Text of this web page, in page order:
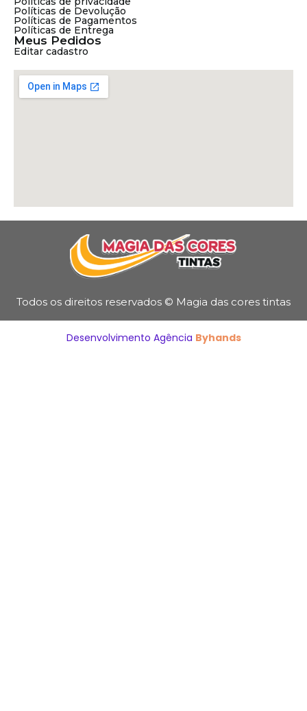
Políticas de Devolução
Políticas de Pagamentos
Políticas de Entrega
Meus Pedidos
Editar cadastro
Todos os direitos reservados © Magia das cores tintas
Desenvolvimento Agência Byhands